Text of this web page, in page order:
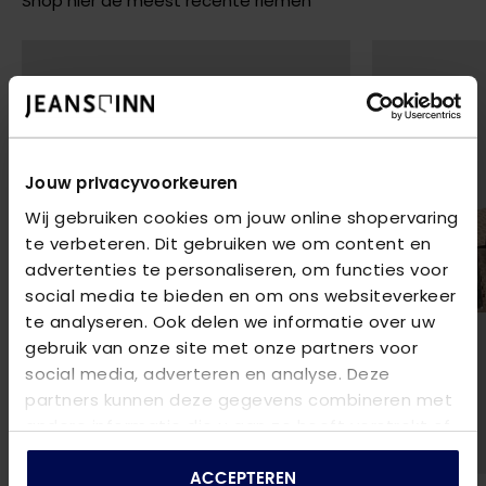
Jouw privacyvoorkeuren
Wij gebruiken cookies om jouw online shopervaring
te verbeteren. Dit gebruiken we om content en
advertenties te personaliseren, om functies voor
social media te bieden en om ons websiteverkeer
te analyseren. Ook delen we informatie over uw
gebruik van onze site met onze partners voor
social media, adverteren en analyse. Deze
partners kunnen deze gegevens combineren met
andere informatie die u aan ze heeft verstrekt of
die ze hebben verzameld op basis van uw gebruik
ACCEPTEREN